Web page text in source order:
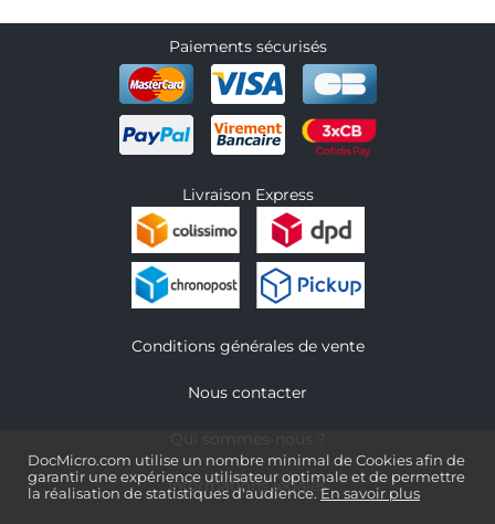
DocMicro.com utilise un nombre minimal de Cookies afin de
garantir une expérience utilisateur optimale et de permettre
la réalisation de statistiques d'audience. En savoir plus
Paiements sécurisés
Livraison Express
Conditions générales de vente
Nous contacter
Informations légales